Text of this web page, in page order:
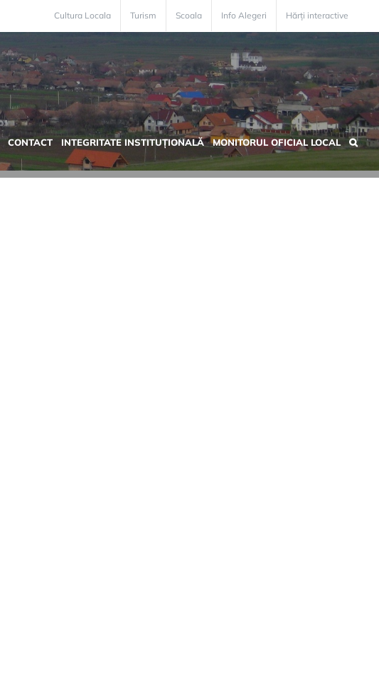
Cultura Locala Turism Scoala Info Alegeri Hărți interactive
CONTACT INTEGRITATE INSTITUȚIONALĂ MONITORUL OFICIAL LOCAL